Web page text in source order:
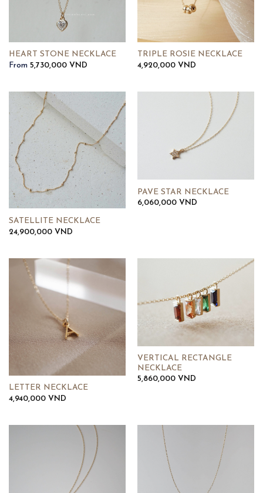
HEART STONE NECKLACE
From 5,730,000 VND
TRIPLE ROSIE NECKLACE
4,920,000 VND
SATELLITE NECKLACE
24,900,000 VND
PAVE STAR NECKLACE
6,060,000 VND
LETTER NECKLACE
4,940,000 VND
VERTICAL RECTANGLE
NECKLACE
5,860,000 VND